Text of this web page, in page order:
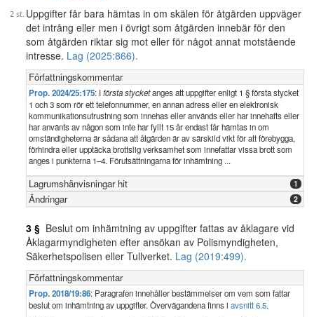
Uppgifter får bara hämtas in om skälen för åtgärden uppväger
det intrång eller men i övrigt som åtgärden innebär för den
som åtgärden riktar sig mot eller för något annat motstående
intresse. Lag (2025:866).
Författningskommentar
Prop. 2024/25:175: Iförsta stycketanges att uppgifter enligt 1 § första stycket
1 och 3 som rör ett telefonnummer, en annan adress eller en elektronisk
kommunikationsutrustning som innehas eller används eller har innehafts eller
har använts av någon som inte har fyllt 15 år endast får hämtas in om
omständigheterna är sådana att åtgärden är av särskild vikt för att förebygga,
förhindra eller upptäcka brottslig verksamhet som innefattar vissa brott som
anges i punkterna 1–4. Förutsättningarna för inhämtning ...
Lagrumshänvisningar hit 1
Ändringar 2
3 § Beslut om inhämtning av uppgifter fattas av åklagare vid
Åklagarmyndigheten efter ansökan av Polismyndigheten,
Säkerhetspolisen eller Tullverket. Lag (2019:499).
Författningskommentar
Prop. 2018/19:86: Paragrafen innehåller bestämmelser om vem som fattar
beslut om inhämtning av uppgifter. Övervägandena finns i avsnitt 6.5.